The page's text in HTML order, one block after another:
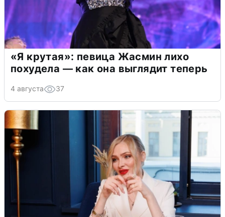
«Я крутая»: певица Жасмин лихо
похудела — как она выглядит теперь
4 августа 37